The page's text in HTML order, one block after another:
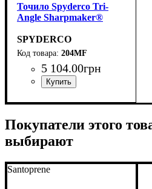
Точило Spyderco Tri-
Angle Sharpmaker®
SPYDERCO
204MF
5 104.00грн
Покупатели этого
выбирают
Santoprene